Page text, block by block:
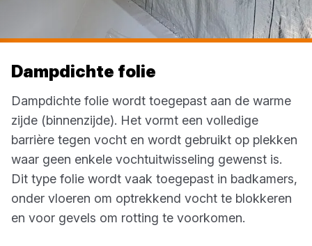
Dampdichte folie
Dampdichte folie wordt toegepast aan de warme
zijde (binnenzijde). Het vormt een volledige
barrière tegen vocht en wordt gebruikt op plekken
waar geen enkele vochtuitwisseling gewenst is.
Dit type folie wordt vaak toegepast in badkamers,
onder vloeren om optrekkend vocht te blokkeren
en voor gevels om rotting te voorkomen.